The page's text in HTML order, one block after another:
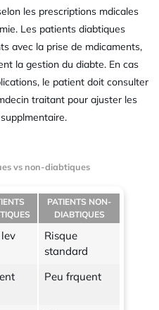
les prescriptions mdicales
Les patients diabtiques
avec la prise de mdicaments,
la gestion du diabte. En cas
le patient doit consulter
traitant pour ajuster les
vs non-diabtiques
PATIENTS NON-
DIABTIQUES
Risque
standard
Peu frquent